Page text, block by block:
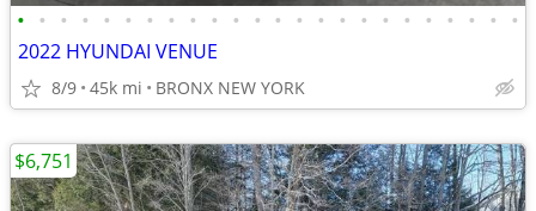
• • • • • • • • • • • • • • • • • • • • • • • •
2022 HYUNDAI VENUE
8/9 45k mi BRONX NEW YORK
$6,751